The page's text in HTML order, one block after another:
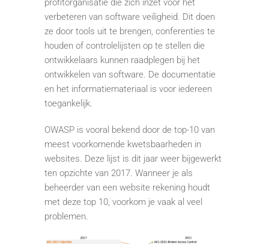
profitorganisatie die zich inzet voor het
verbeteren van software veiligheid. Dit doen
ze door tools uit te brengen, conferenties te
houden of controlelijsten op te stellen die
ontwikkelaars kunnen raadplegen bij het
ontwikkelen van software. De documentatie
en het informatiemateriaal is voor iedereen
toegankelijk.
OWASP is vooral bekend door de top-10 van
meest voorkomende kwetsbaarheden in
websites. Deze lijst is dit jaar weer bijgewerkt
ten opzichte van 2017. Wanneer je als
beheerder van een website rekening houdt
met deze top 10, voorkom je vaak al veel
problemen.